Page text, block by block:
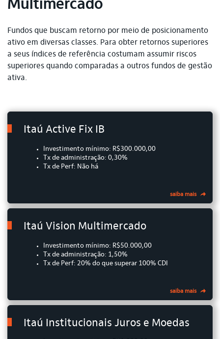
Multimercado
Fundos que buscam retorno por meio de posicionamento
ativo em diversas classes. Para obter retornos superiores
a seus índices de referência costumam assumir riscos
superiores quando comparadas a outros fundos de gestão
ativa.
Itaú Active Fix IB
Investimento mínimo: R$300.000,00
Tx de administração: 0,30%
Tx de Perf: Não há
saiba mais
Itaú Vision Multimercado
Investimento mínimo: R$50.000,00
Tx de administração: 1,50%
Tx de Perf: 20% do que superar 100% CDI
saiba mais
Itaú Institucionais Juros e Moedas